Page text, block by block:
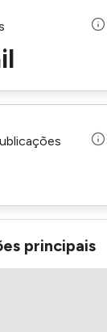
principais